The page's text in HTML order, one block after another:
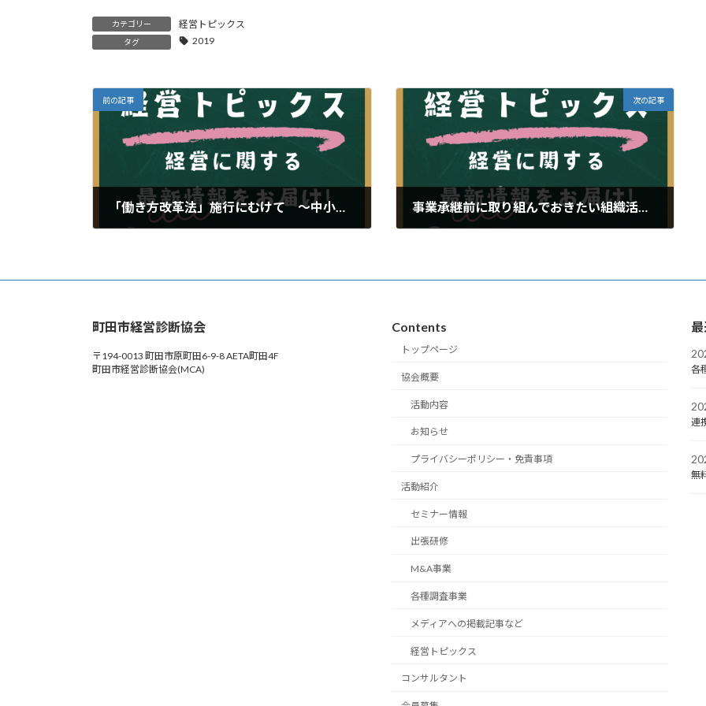
カテゴリー 経営トピックス
タグ 2019
前の記事
「働き方改革法」施行にむけて ～中小企業経営者が知っておくべきポイントと対応案～
次の記事
事業承継前に取り組んでおきたい組織活性化と経営改善 ～後継者が安心して受け継げる会社に磨き上げる～
町田市経営診断協会
〒194-0013 町田市原町田6-9-8 AETA町田4F
町田市経営診断協会(MCA)
Contents
トップページ
協会概要
活動内容
お知らせ
プライバシーポリシー・免責事項
活動紹介
セミナー情報
出張研修
M&A事業
各種調査事業
メディアへの掲載記事など
経営トピックス
コンサルタント
各
連
無